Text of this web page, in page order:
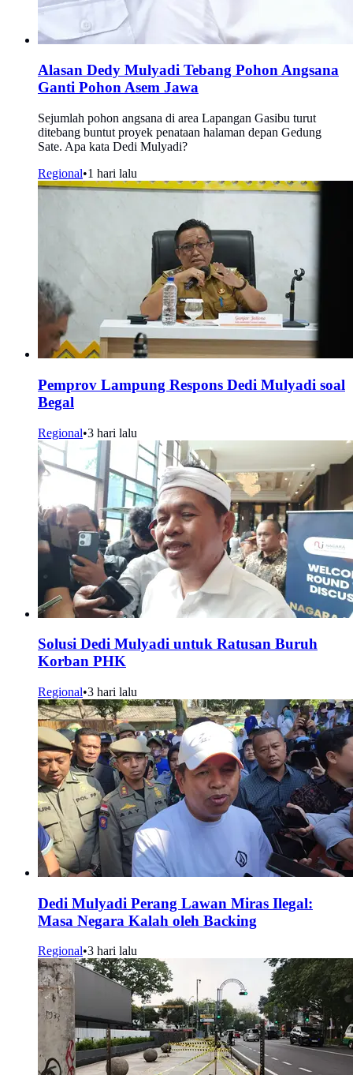
Alasan Dedy Mulyadi Tebang Pohon Angsana
Ganti Pohon Asem Jawa
Sejumlah pohon angsana di area Lapangan Gasibu turut
ditebang buntut proyek penataan halaman depan Gedung
Sate. Apa kata Dedi Mulyadi?
Regional•1 hari lalu
Pemprov Lampung Respons Dedi Mulyadi soal
Begal
Regional•3 hari lalu
Solusi Dedi Mulyadi untuk Ratusan Buruh
Korban PHK
Regional•3 hari lalu
Dedi Mulyadi Perang Lawan Miras Ilegal:
Masa Negara Kalah oleh Backing
Regional•3 hari lalu